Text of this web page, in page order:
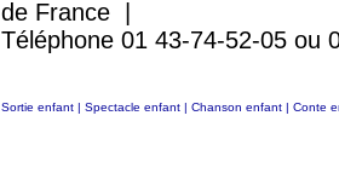
de France |
Téléphone 01 43-74-52-05 ou
Sortie enfant | Spectacle enfant | Chanson enfant | Conte